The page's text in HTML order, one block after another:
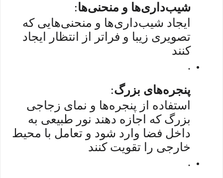
شیب‌داری‌ها و منحنی‌ها:
ایجاد شیب‌داری‌ها و منحنی‌هایی که
تصویری زیبا و فراتر از انتظار ایجاد
کنند
.
پنجره‌های بزرگ:
استفاده از پنجره‌ها و نمای زجاجی
بزرگ که اجازه دهند نور طبیعی به
داخل فضا وارد شود و تعامل با محیط
خارجی را تقویت کنند
.